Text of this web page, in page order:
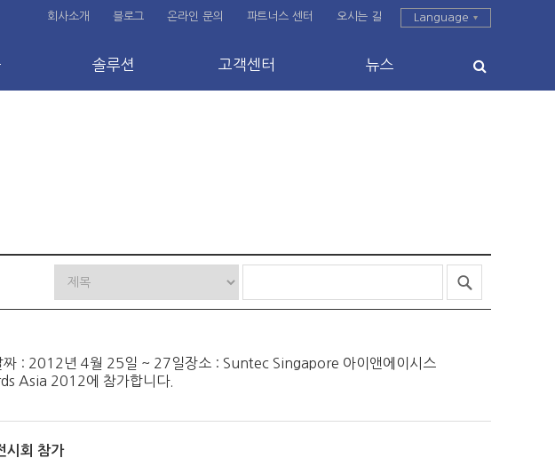
솔루션 고객센터 뉴스
회사소개 블로그 온라인 문의 파트너스 센터 오시는 길 Language
: 2012년 4월 25일 ~ 27일장소 : Suntec Singapore 아이앤에이시스
Asia 2012에 참가합니다.
시회 참가